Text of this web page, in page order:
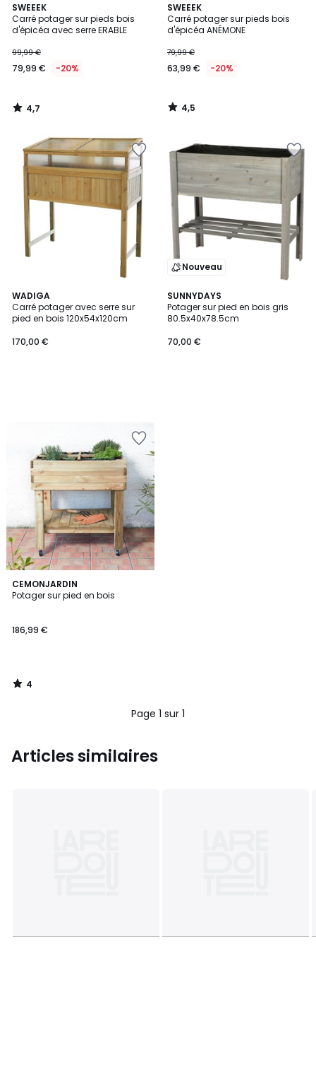
SWEEEK
Carré potager sur pieds bois
d'épicéa avec serre ERABLE
€
au
de
99,99
20%
de
réduction
appliquée.
99,99 €
79,99 € -20%
4,7
/ 5
4,7
/
SWEEEK
Carré potager sur pieds bois
d'épicéa ANÉMONE
79,99 €
63,99 € -20%
4,5
/ 5
4,5
/
WADIGA
Carré potager avec serre sur
pied en bois 120x54x120cm
170,00 €
Nouveau
SUNNYDAYS
Potager sur pied en bois gris
80.5x40x78.5cm
70,00 €
CEMONJARDIN
Potager sur pied en bois
186,99 €
4
/
4
/
Page 1 sur 1
Articles similaires